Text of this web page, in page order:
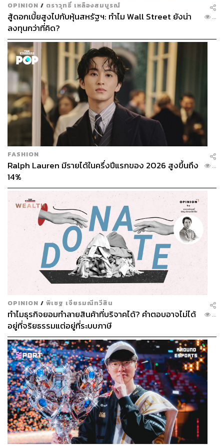
OPINION / ตราวุทธิ์ เหลืองสมบูรณ์
สู้ดอกเบี้ยสูงไปกับหุ้นสหรัฐฯ: ทำไม Wall Street ยังน่า
ลงทุนกว่าที่คิด?
...
FASHION
Ralph Lauren มีรายได้ในครึ่งปีแรกของ 2026 สูงขึ้นถึง
14%
...
OPINION / พิเชฐ เจียรมณีทวีสิน
ทำไมธุรกิจยอมทำลายสินค้าที่บริจาคได้? คำตอบอาจไม่ได้
อยู่ที่จริยธรรมแต่อยู่ที่ระบบภาษี
...